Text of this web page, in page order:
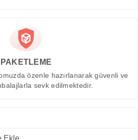
PAKETLEME
özenle hazırlanarak güvenli ve
sevk edilmektedir.